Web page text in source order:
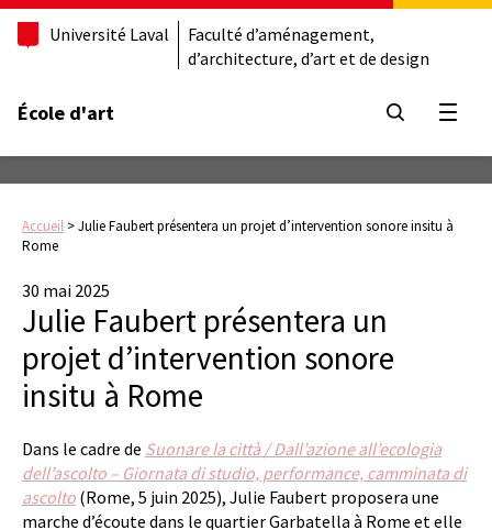
Université Laval
Faculté d’aménagement,
d’architecture, d’art et de design
École d'art
Accueil >Julie Faubert présentera un projet d’intervention sonore insitu à
Rome
30 mai 2025
Julie Faubert présentera un
projet d’intervention sonore
insitu à Rome
Dans le cadre de Suonare la città / Dall’azione all’ecologia
dell’ascolto – Giornata di studio, performance, camminata di
ascolto (Rome, 5 juin 2025), Julie Faubert proposera une
marche d’écoute dans le quartier Garbatella à Rome et elle